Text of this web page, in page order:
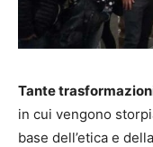
Tante
in cui vengono
base dell’etica e